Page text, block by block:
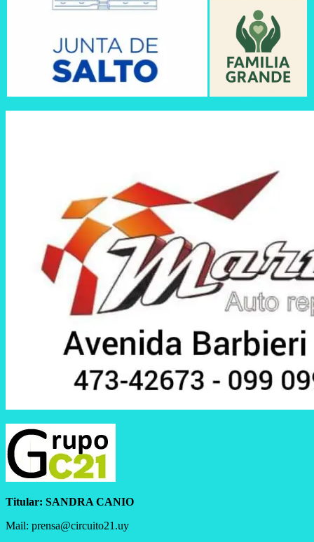
Titular: SANDRA CANIO
Mail: prensa@circuito21.uy